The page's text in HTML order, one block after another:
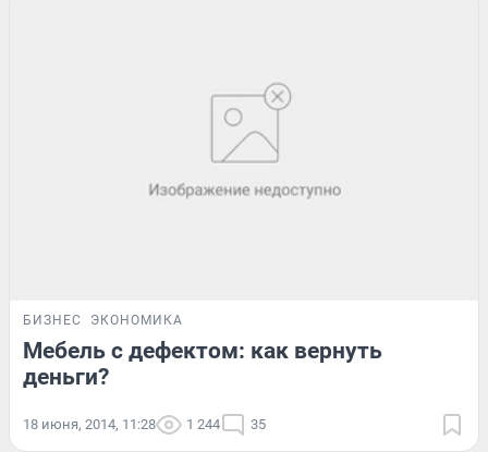
БИЗНЕС ЭКОНОМИКА
Мебель с дефектом: как вернуть
деньги?
18 июня, 2014, 11:28 1 244 35